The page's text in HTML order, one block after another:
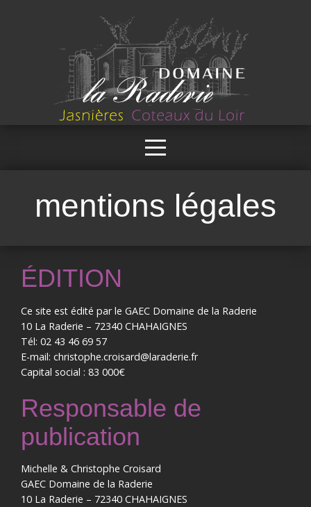
mentions légales
ÉDITION
Ce site est édité par le GAEC Domaine de la Raderie
10 La Raderie – 72340 CHAHAIGNES
Tél: 02 43 46 69 57
E-mail: christophe.croisard@laraderie.fr
Capital social : 83 000€
Responsable de
publication
Michelle & Christophe Croisard
GAEC Domaine de la Raderie
10 La Raderie – 72340 CHAHAIGNES